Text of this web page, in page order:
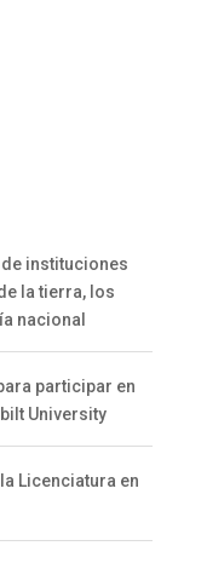
instituciones
la tierra, los
nacional
participar en
University
Licenciatura en